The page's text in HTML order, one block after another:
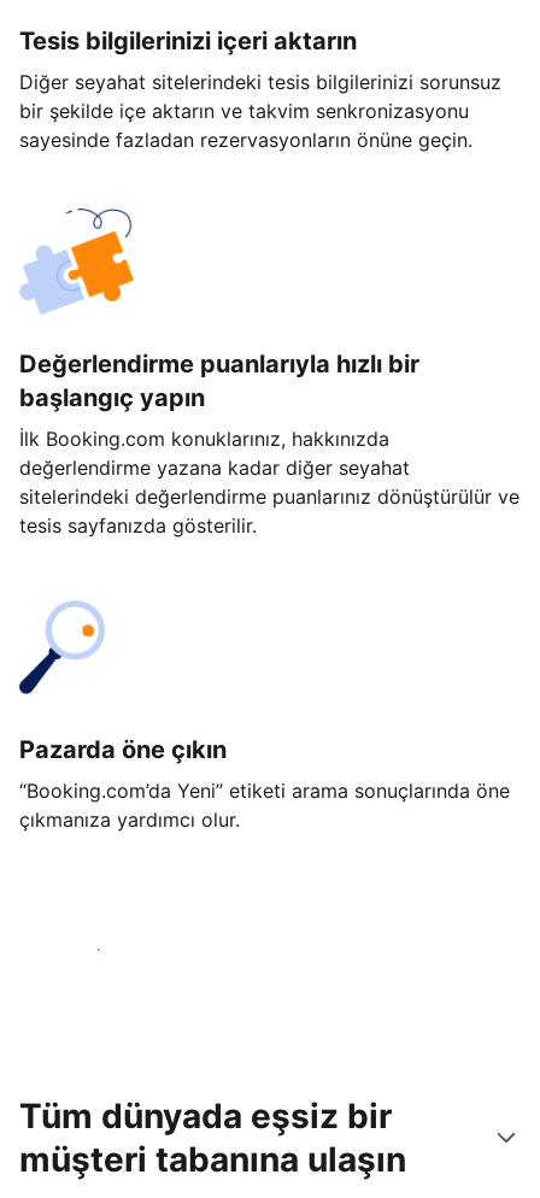
Tesis bilgilerinizi içeri aktarın
Diğer seyahat sitelerindeki tesis bilgilerinizi sorunsuz
bir şekilde içe aktarın ve takvim senkronizasyonu
sayesinde fazladan rezervasyonların önüne geçin.
Değerlendirme puanlarıyla hızlı bir
başlangıç yapın
İlk Booking.com konuklarınız, hakkınızda
değerlendirme yazana kadar diğer seyahat
sitelerindeki değerlendirme puanlarınız dönüştürülür ve
tesis sayfanızda gösterilir.
Pazarda öne çıkın
“Booking.com’da Yeni” etiketi arama sonuçlarında öne
çıkmanıza yardımcı olur.
Hemen başla
Tüm dünyada eşsiz bir
müşteri tabanına ulaşın